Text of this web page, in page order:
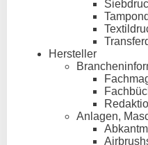
Hersteller
Anlagen,